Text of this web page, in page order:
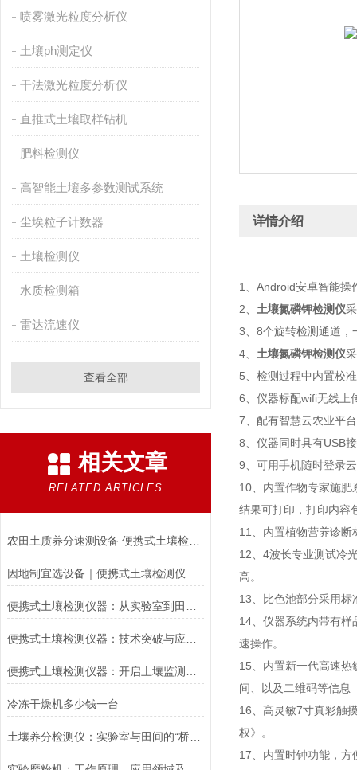
喷雾激光粒度分析仪
土壤ph测定仪
干法激光粒度分析仪
直推式土壤取样钻机
肥料检测仪
高智能土壤多参数测试系统
尘埃粒子计数器
土壤检测仪
水质检测箱
雷达流速仪
查看全部
相关文章
RELATED ARTICLES
冷冻干燥机多少钱一台
详情介绍
1、Android安卓智能操
2、 土壤氮磷钾检测仪
3、8个旋转检测通道，
4、 土壤氮磷钾检测仪
5、检测过程中内置校
6、仪器标配wifi无线上
7、配有智慧云农业平
8、仪器同时具有USB
9、可用手机随时登录
10、内置作物专家施
结果可打印，打印内容
11、内置植物营养诊
12、4波长专业测试冷
高。
13、比色池部分采用
14、仪器系统内带有
速操作。
15、内置新一代高速
间、以及二维码等信息
16、高灵敏7寸真彩触
权》。
17、内置时钟功能，